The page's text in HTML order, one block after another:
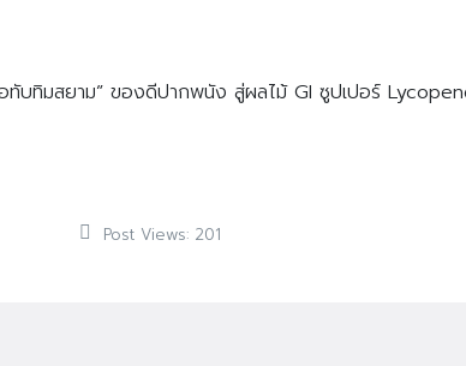
ทับทิมสยาม” ของดีปากพนัง สู่ผลไม้ GI ซูปเปอร์
Post Views: 201